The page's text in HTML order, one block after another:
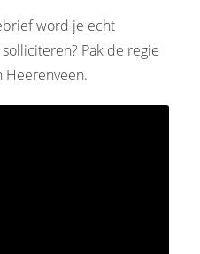
word je echt
Pak de regie
Heerenveen.